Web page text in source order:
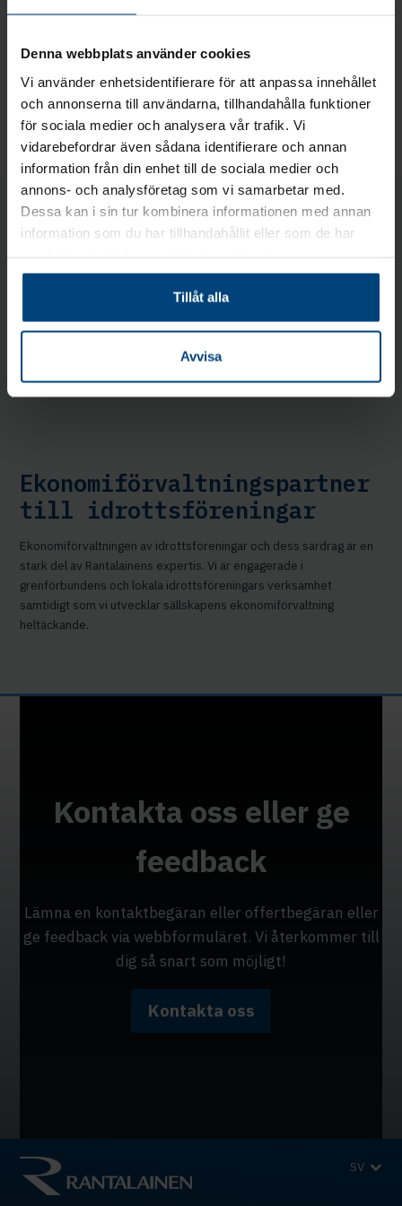
Denna webbplats använder cookies
Vi använder enhetsidentifierare för att anpassa innehållet
och annonserna till användarna, tillhandahålla funktioner
för sociala medier och analysera vår trafik. Vi
vidarebefordrar även sådana identifierare och annan
information från din enhet till de sociala medier och
annons- och analysföretag som vi samarbetar med.
Dessa kan i sin tur kombinera informationen med annan
information som du har tillhandahållit eller som de har
Tillåt alla
Avvisa
löneräkningstjänster:
Löneräkning
Elektronisk ekonomiförvaltning
Om du planerar att bilda en förening bör du bekanta dig med
bildande av en förening .
Ekonomiförvaltningspartner
till idrottsföreningar
Ekonomiförvaltningen av idrottsföreningar och dess särdrag är en
stark del av Rantalainens expertis. Vi är engagerade i
grenförbundens och lokala idrottsföreningars verksamhet
samtidigt som vi utvecklar sällskapens ekonomiförvaltning
heltäckande.
Kontakta oss eller ge
feedback
Lämna en kontaktbegäran eller offertbegäran eller
ge feedback via webbformuläret. Vi återkommer till
dig så snart som möjligt!
Kontakta oss
SV